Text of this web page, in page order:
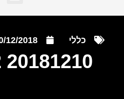
כללי 12/2018
20181210 072332